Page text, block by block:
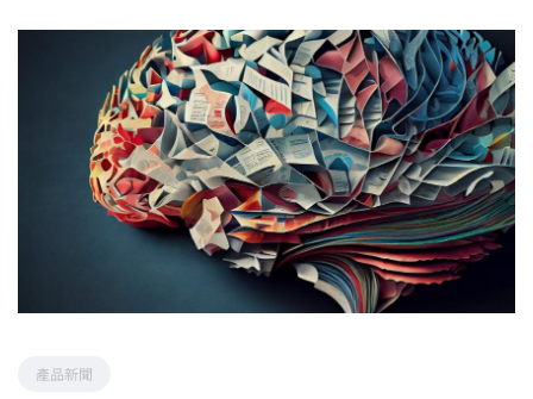
產品新聞